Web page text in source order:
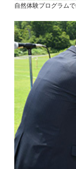
自然体験プログラム